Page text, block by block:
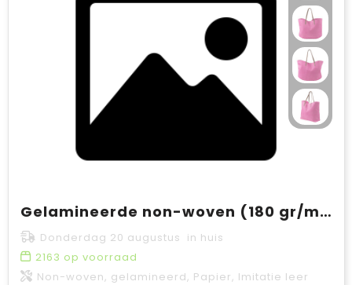
Gelamineerde non-woven (180 gr/m²) strandtas Sana
Donderdag 20 augustus in huis
2163 op voorraad
Non-woven, gelamineerd, Papier, Imitatie leer